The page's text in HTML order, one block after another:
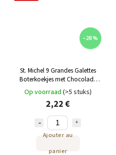
–28 %
St. Michel 9 Grandes Galettes
Boterkoekjes met Chocolade
150 g
Op voorraad (>5 stuks)
2,22 €
Ajouter au
panier